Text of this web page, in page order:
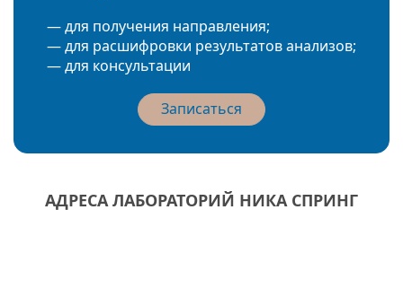
— для получения направления;
— для расшифровки результатов анализов;
— для консультации
Записаться
АДРЕСА ЛАБОРАТОРИЙ НИКА СПРИНГ